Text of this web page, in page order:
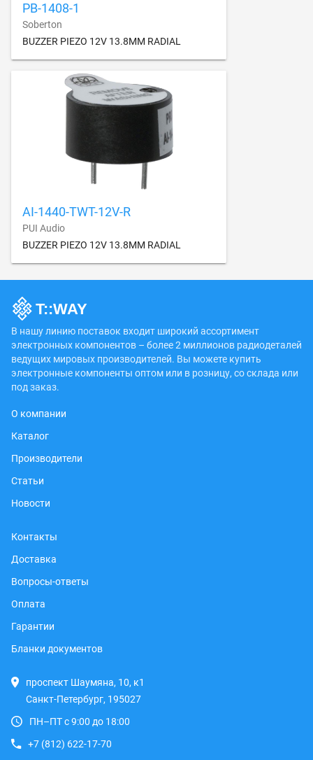
PB-1408-1
Soberton
BUZZER PIEZO 12V 13.8MM RADIAL
AI-1440-TWT-12V-R
PUI Audio
BUZZER PIEZO 12V 13.8MM RADIAL
В нашу линию поставок входит широкий ассортимент
электронных компонентов – более 2 миллионов радиодеталей
ведущих мировых производителей. Вы можете купить
электронные компоненты оптом или в розницу, со склада или
под заказ.
О компании
Каталог
Производители
Статьи
Новости
Контакты
Доставка
Вопросы-ответы
Оплата
Гарантии
Бланки документов
проспект Шаумяна, 10, к1
Санкт-Петербург, 195027
ПН–ПТ с 9:00 до 18:00
+7 (812) 622-17-70